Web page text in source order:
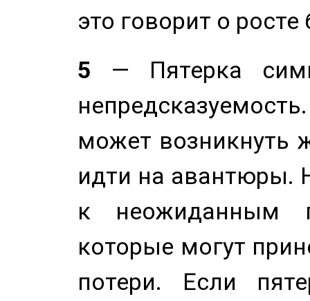
это говорит о
5 — Пятерка
может возникнуть
идти на авантюры.
к неожиданным
которые могут
потери. Если